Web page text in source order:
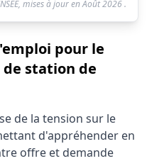
mises à jour enAoût 2026.
pour le
station de
de station de
Valeur
70
de la tension sur le
d'appréhender en
offre et demande